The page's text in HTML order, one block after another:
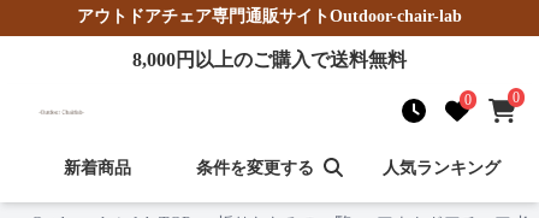
アウトドアチェア専門通販サイトOutdoor-chair-lab
8,000円以上のご購入で送料無料
0 0
新着商品 条件を変更する 人気ランキング